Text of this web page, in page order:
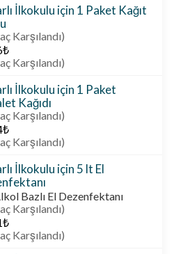
İlkokulu için 1 Paket Kağıt
Karşılandı)
₺
Karşılandı)
İlkokulu için 1 Paket
Kağıdı
Karşılandı)
₺
Karşılandı)
İlkokulu için 5 lt El
Bazlı El Dezenfektanı
Karşılandı)
₺
Karşılandı)